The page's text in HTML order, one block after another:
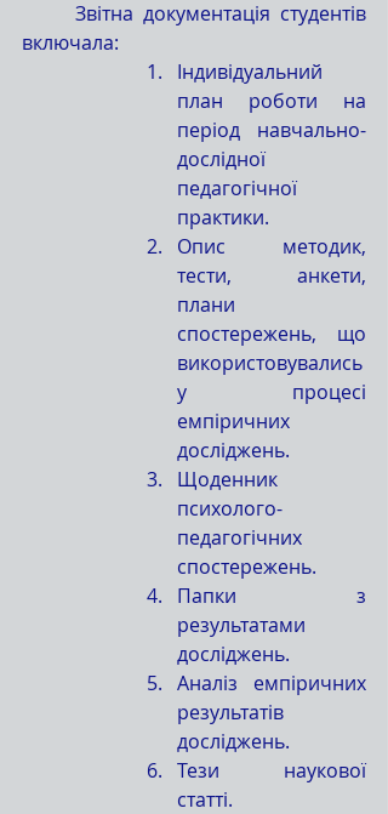
включала:
Індивідуальний
план роботи на
період навчально-
дослідної
педагогічної
практики.
Опис методик,
тести, анкети,
плани
спостережень, що
використовувались
у процесі
емпіричних
досліджень.
Щоденник
психолого-
педагогічних
спостережень.
Папки з
результатами
досліджень.
Аналіз емпіричних
результатів
досліджень.
Тези наукової
статті.